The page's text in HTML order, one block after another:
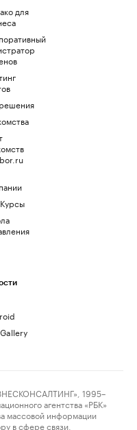
для
1995–
агентства «РБК»
массовой информации
в сфере связи,